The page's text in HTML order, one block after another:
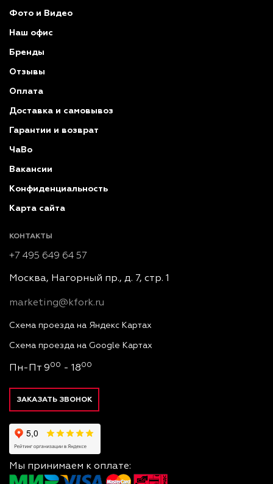
Фото и Видео
Наш офис
Бренды
Отзывы
Оплата
Доставка и самовывоз
Гарантии и возврат
ЧаВо
Вакансии
Конфиденциальность
Карта сайта
КОНТАКТЫ
+7 495 649 64 57
Москва, Нагорный пр., д. 7, стр. 1
marketing@kfork.ru
Схема проезда на Яндекс Картах
Схема проезда на Google Картах
Пн-Пт 900 - 1800
ЗАКАЗАТЬ ЗВОНОК
Мы принимаем к оплате: